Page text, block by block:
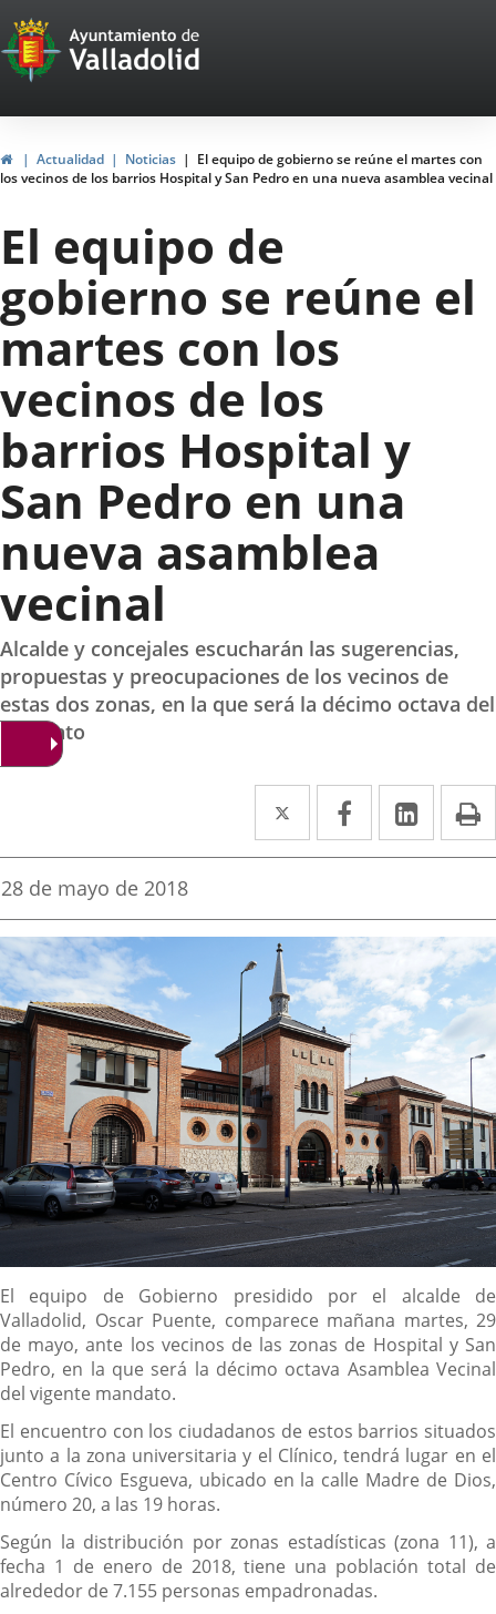
Portal
Web
del
Ayuntamiento
de
Valladolid
InicioActualidad Noticias
El equipo de gobierno se reúne el martes con
los vecinos de los barrios Hospital y San Pedro en una nueva asamblea vecinal
El equipo de
gobierno se reúne el
martes con los
vecinos de los
barrios Hospital y
San Pedro en una
nueva asamblea
vecinal
Alcalde y concejales escucharán las sugerencias,
propuestas y preocupaciones de los vecinos de
estas dos zonas, en la que será la décimo octava del
mandato
Twitter
Enlace
a
aplicación
externa.
Facebook
Enlace
a
aplicación
externa.
Enlace
a
Fecha
la
noticia
28 de mayo de 2018
Descripción
El equipo de Gobierno presidido por el alcalde de
Valladolid, Oscar Puente, comparece mañana martes, 29
de mayo, ante los vecinos de las zonas de Hospital y San
Pedro, en la que será la décimo octava Asamblea Vecinal
del vigente mandato.
El encuentro con los ciudadanos de estos barrios situados
junto a la zona universitaria y el Clínico, tendrá lugar en el
Centro Cívico Esgueva, ubicado en la calle Madre de Dios,
número 20, a las 19 horas.
Según la distribución por zonas estadísticas (zona 11), a
fecha 1 de enero de 2018, tiene una población total de
alrededor de 7.155 personas empadronadas.